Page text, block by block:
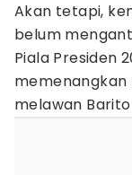
Akan tetapi,
belum
Piala Presiden
melawan